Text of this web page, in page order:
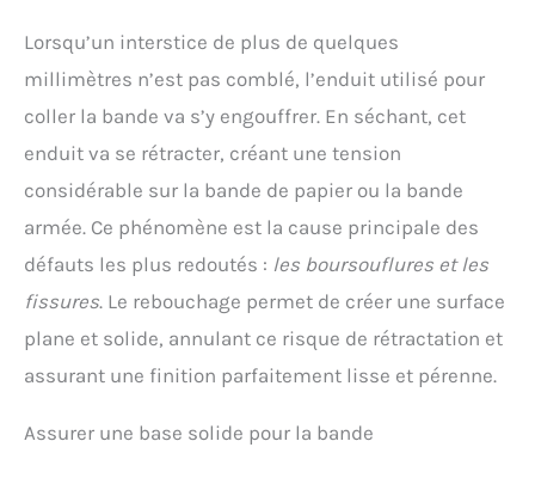
Lorsqu’un interstice de plus de quelques
millimètres n’est pas comblé, l’enduit utilisé pour
coller la bande va s’y engouffrer. En séchant, cet
enduit va se rétracter, créant une tension
considérable sur la bande de papier ou la bande
armée. Ce phénomène est la cause principale des
défauts les plus redoutés : les boursouflures et les
fissures. Le rebouchage permet de créer une surface
plane et solide, annulant ce risque de rétractation et
assurant une finition parfaitement lisse et pérenne.
Assurer une base solide pour la bande